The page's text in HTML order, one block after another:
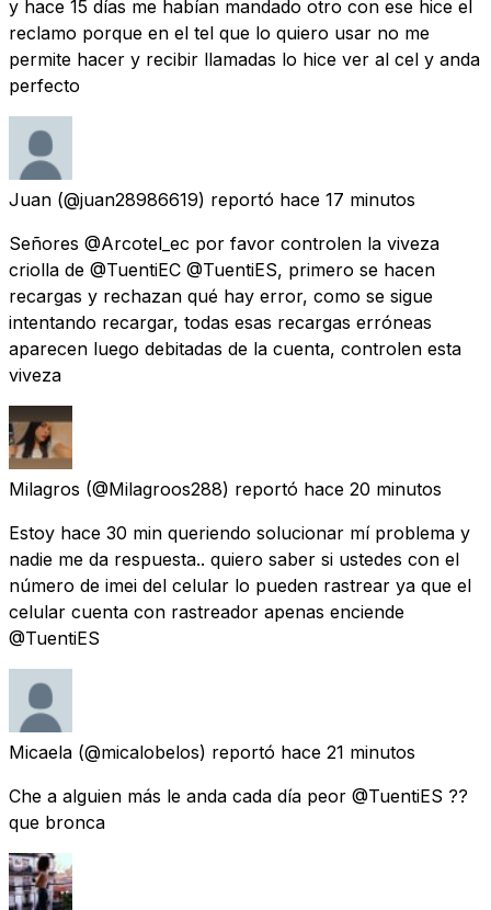
y hace 15 días me habían mandado otro con ese hice el
reclamo porque en el tel que lo quiero usar no me
permite hacer y recibir llamadas lo hice ver al cel y anda
perfecto
Juan (@juan28986619) reportó hace 17 minutos
Señores @Arcotel_ec por favor controlen la viveza
criolla de @TuentiEC @TuentiES, primero se hacen
recargas y rechazan qué hay error, como se sigue
intentando recargar, todas esas recargas erróneas
aparecen luego debitadas de la cuenta, controlen esta
viveza
Milagros (@Milagroos288) reportó hace 20 minutos
Estoy hace 30 min queriendo solucionar mí problema y
nadie me da respuesta.. quiero saber si ustedes con el
número de imei del celular lo pueden rastrear ya que el
celular cuenta con rastreador apenas enciende
@TuentiES
Micaela (@micalobelos) reportó hace 21 minutos
Che a alguien más le anda cada día peor @TuentiES ??
que bronca